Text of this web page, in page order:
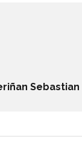
Sebastian